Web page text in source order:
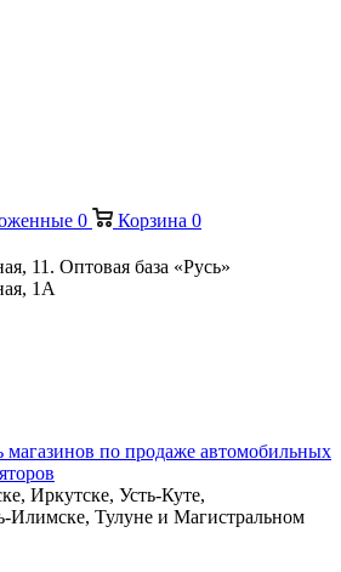
0 Корзина 0
11. Оптовая база «Русь»
1А
Иркутске, Усть-Куте,
Илимске, Тулуне и Магистральном